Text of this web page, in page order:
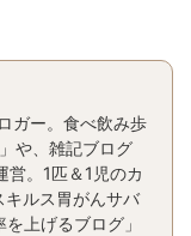
ガー。食べ飲み歩
や、雑記ブログ
営。1匹＆1児のカ
ルス胃がんサバ
上げるブログ」